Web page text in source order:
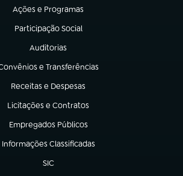
Ações e Programas
(abre em nova aba)
Participação Social
(abre em nova aba)
Auditorias
(abre em nova aba)
e Transferências
em nova aba)
Receitas e Despesas
(abre em nova aba)
Licitações e Contratos
(abre em nova aba)
Empregados Públicos
(abre em nova aba)
Informações Classificadas
(abre em nova aba)
SIC
(abre em nova aba)